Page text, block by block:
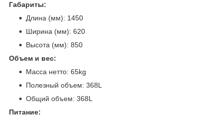
Габариты:
Длина (мм): 1450
Ширина (мм): 620
Высота (мм): 850
Объем и вес:
Масса нетто: 65kg
Полезный объем: 368L
Общий объем: 368L
Питание: